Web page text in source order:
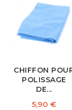
CHIFFON
POLISSAGE
DE...
Prix
5,90 €